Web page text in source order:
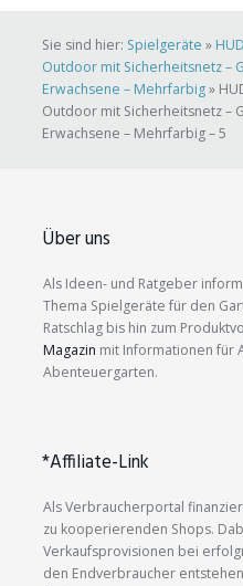
Sie sind hier: Spielgeräte »
Outdoor mit Sicherheitsnetz –
Erwachsene – Mehrfarbig»
Outdoor mit Sicherheitsnetz –
Erwachsene – Mehrfarbig – 5
Über uns
Als Ideen- und Ratgeber
Thema Spielgeräte für den
Ratschlag bis hin zum
Magazin mit Informationen für
Abenteuergarten.
*Affiliate-Link
Als Verbraucherportal
zu kooperierenden Shops.
Verkaufsprovisionen bei
den Endverbraucher